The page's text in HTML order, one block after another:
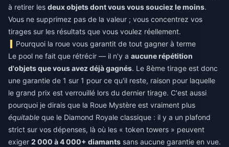
à retirer les deux objets dont vous vous souciez le moins.
Vous ne supprimez pas de la valeur ; vous concentrez vos
tirages sur les résultats que vous voulez réellement.
Pourquoi la roue vous garantit de tout gagner à terme
Le pool ne fait que rétrécir — il n'y a aucune répétition
d'objets que vous avez déjà gagnés. Le 8ème tirage est donc
une garantie de 1 sur 1 pour ce qu'il reste, raison pour laquelle
le grand prix est verrouillé lors du dernier tirage. C'est aussi
pourquoi je dirais que la Roue Mystère est vraiment plus
équitable que le Diamond Royale classique : il y a un plafond
strict sur vos dépenses, là où les « token towers » peuvent
exiger 2 000 à 4 000+ diamants sans aucune garantie en vue.